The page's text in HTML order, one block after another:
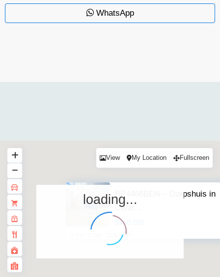
WhatsApp
BP4466BEN – Dorpshuis in
Centr...
$360.000
328.00 ft
loading...
View My Location Fullscreen